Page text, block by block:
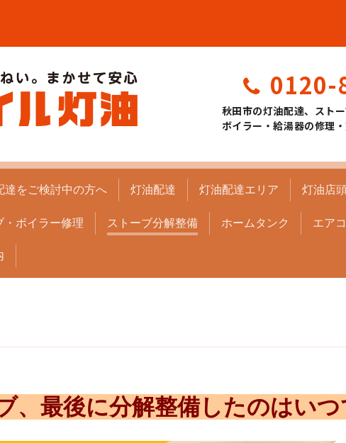
0120-
秋田市の灯油配達、スト
ボイラー・給湯器の修理
達をご検討中の方へ 灯油配達 灯油配達エリア 灯油店
・ボイラー修理 ストーブ分解整備 ホームタンク エア
、最後に分解整備したのはい